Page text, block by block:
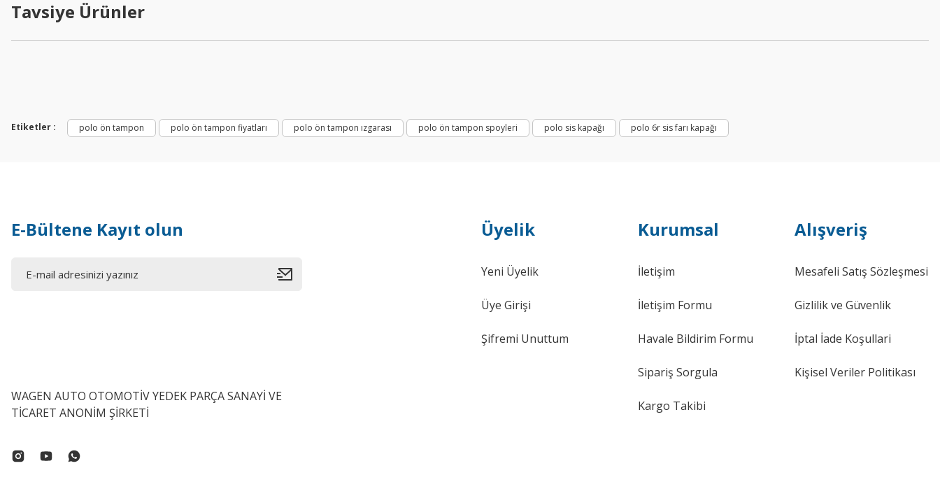
Tavsiye Ürünler
Made In Taıwan
Etiketler : polo ön tampon polo ön tampon fiyatları polo ön tampon ızgarası polo ön tampon spoyleri polo sis kapağı polo 6r sis farı kapağı
E-Bültene Kayıt olun
WAGEN AUTO OTOMOTİV YEDEK PARÇA SANAYİ VE
TİCARET ANONİM ŞİRKETİ
Üyelik
Yeni Üyelik
Üye Girişi
Şifremi Unuttum
Kurumsal
İletişim
İletişim Formu
Havale Bildirim Formu
Sipariş Sorgula
Kargo Takibi
Alışveriş
Mesafeli Satış Sözleşmesi
Gizlilik ve Güvenlik
İptal İade Koşullari
Kişisel Veriler Politikası